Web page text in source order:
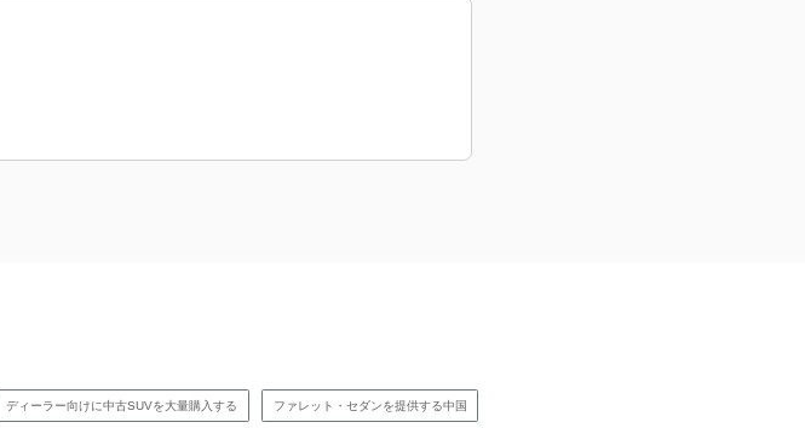
ディーラー向けに中古SUVを大量購入する ファレット・セダンを提供する中国